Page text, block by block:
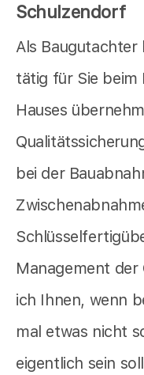
Schulzendorf
Als
tätig für Sie beim
Hauses
bei der
Management der
ich Ihnen, wenn
mal etwas nicht
eigentlich sein